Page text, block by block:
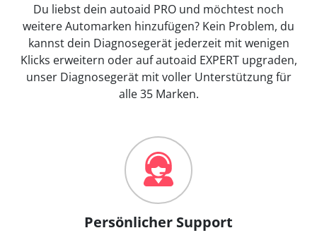
Du liebst dein autoaid PRO und möchtest noch
weitere Automarken hinzufügen? Kein Problem, du
kannst dein Diagnosegerät jederzeit mit wenigen
Klicks erweitern oder auf autoaid EXPERT upgraden,
unser Diagnosegerät mit voller Unterstützung für
alle 35 Marken.
Persönlicher Support